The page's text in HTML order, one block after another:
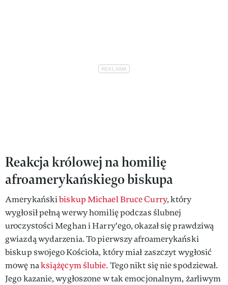
Reakcja królowej na homilię
afroamerykańskiego biskupa
Amerykańskibiskup Michael Bruce Curry, który
wygłosił pełną werwy homilię podczas ślubnej
uroczystości Meghan i Harry'ego, okazał się prawdziwą
gwiazdą wydarzenia. To pierwszy afroamerykański
biskup swojego Kościoła, który miał zaszczyt wygłosić
mowę naksiążęcym ślubie. Tego nikt się nie spodziewał.
Jego kazanie, wygłoszone w tak emocjonalnym, żarliwym